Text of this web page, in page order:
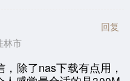
林市
回复
除了nas下载有点用，